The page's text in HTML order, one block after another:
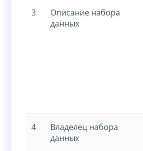
3
Описание набора
данных
4
Владелец набора
данных